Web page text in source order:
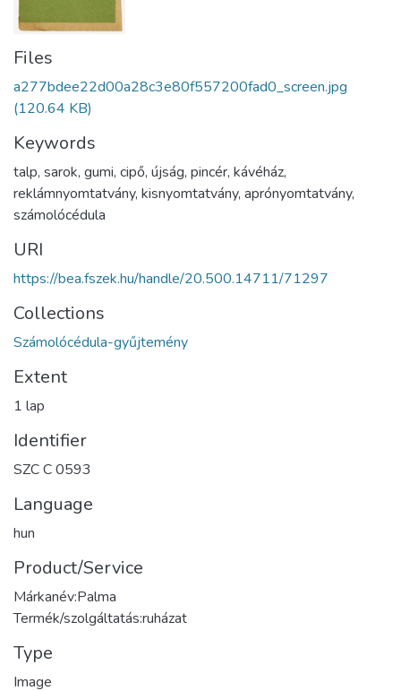
Files
a277bdee22d00a28c3e80f557200fad0_screen.jpg
(120.64 KB)
Keywords
talp, sarok, gumi, cipő, újság, pincér, kávéház,
reklámnyomtatvány, kisnyomtatvány, aprónyomtatvány,
számolócédula
URI
https://bea.fszek.hu/handle/20.500.14711/71297
Collections
Számolócédula-gyűjtemény
Extent
1 lap
Identifier
SZC C 0593
Language
hun
Product/Service
Márkanév:Palma
Termék/szolgáltatás:ruházat
Type
Image